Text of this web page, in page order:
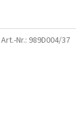
Art.-Nr.: 989D004/37